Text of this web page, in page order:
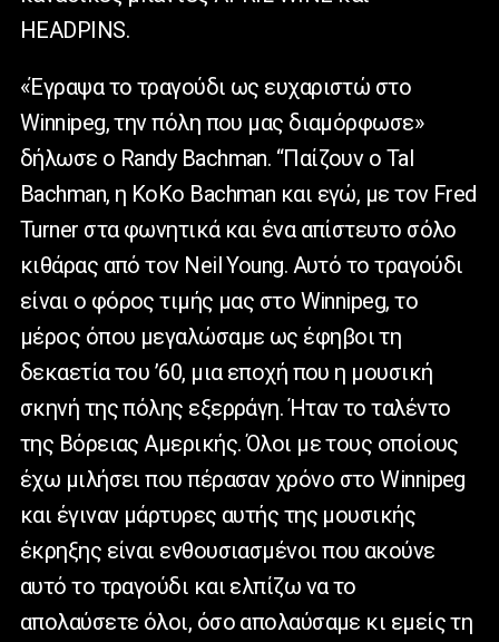
HEADPINS.
«Έγραψα το τραγούδι ως ευχαριστώ στο
Winnipeg, την πόλη που μας διαμόρφωσε»
δήλωσε ο Randy Bachman. “Παίζουν ο Tal
Bachman, η KoKo Bachman και εγώ, με τον Fred
Turner στα φωνητικά και ένα απίστευτο σόλο
κιθάρας από τον Neil Young. Αυτό το τραγούδι
είναι ο φόρος τιμής μας στο Winnipeg, το
μέρος όπου μεγαλώσαμε ως έφηβοι τη
δεκαετία του ’60, μια εποχή που η μουσική
σκηνή της πόλης εξερράγη. Ήταν το ταλέντο
της Βόρειας Αμερικής. Όλοι με τους οποίους
έχω μιλήσει που πέρασαν χρόνο στο Winnipeg
και έγιναν μάρτυρες αυτής της μουσικής
έκρηξης είναι ενθουσιασμένοι που ακούνε
αυτό το τραγούδι και ελπίζω να το
απολαύσετε όλοι, όσο απολαύσαμε κι εμείς τη